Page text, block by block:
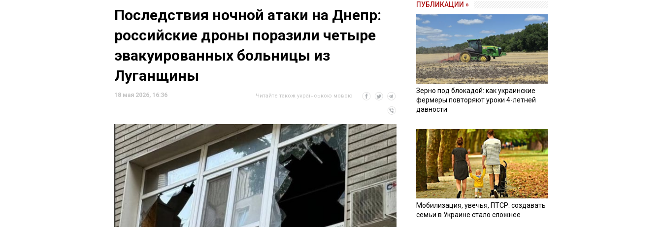
Последствия ночной атаки на Днепр:
российские дроны поразили четыре
эвакуированных больницы из
Луганщины
18 мая 2026, 16:36 Читайте також українською мовою
ПУБЛИКАЦИИ »
Зерно под блокадой: как украинские
фермеры повторяют уроки 4-летней
давности
Мобилизация, увечья, ПТСР: создавать
семьи в Украине стало сложнее